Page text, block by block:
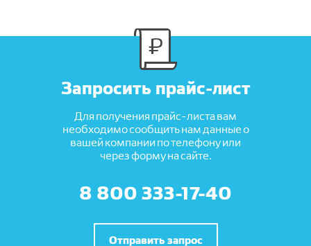
Запросить прайс-лист
Для получения прайс-листа вам
необходимо сообщить нам данные о
вашей компании по телефону или
через форму на сайте.
8 800 333-17-40
Отправить запрос